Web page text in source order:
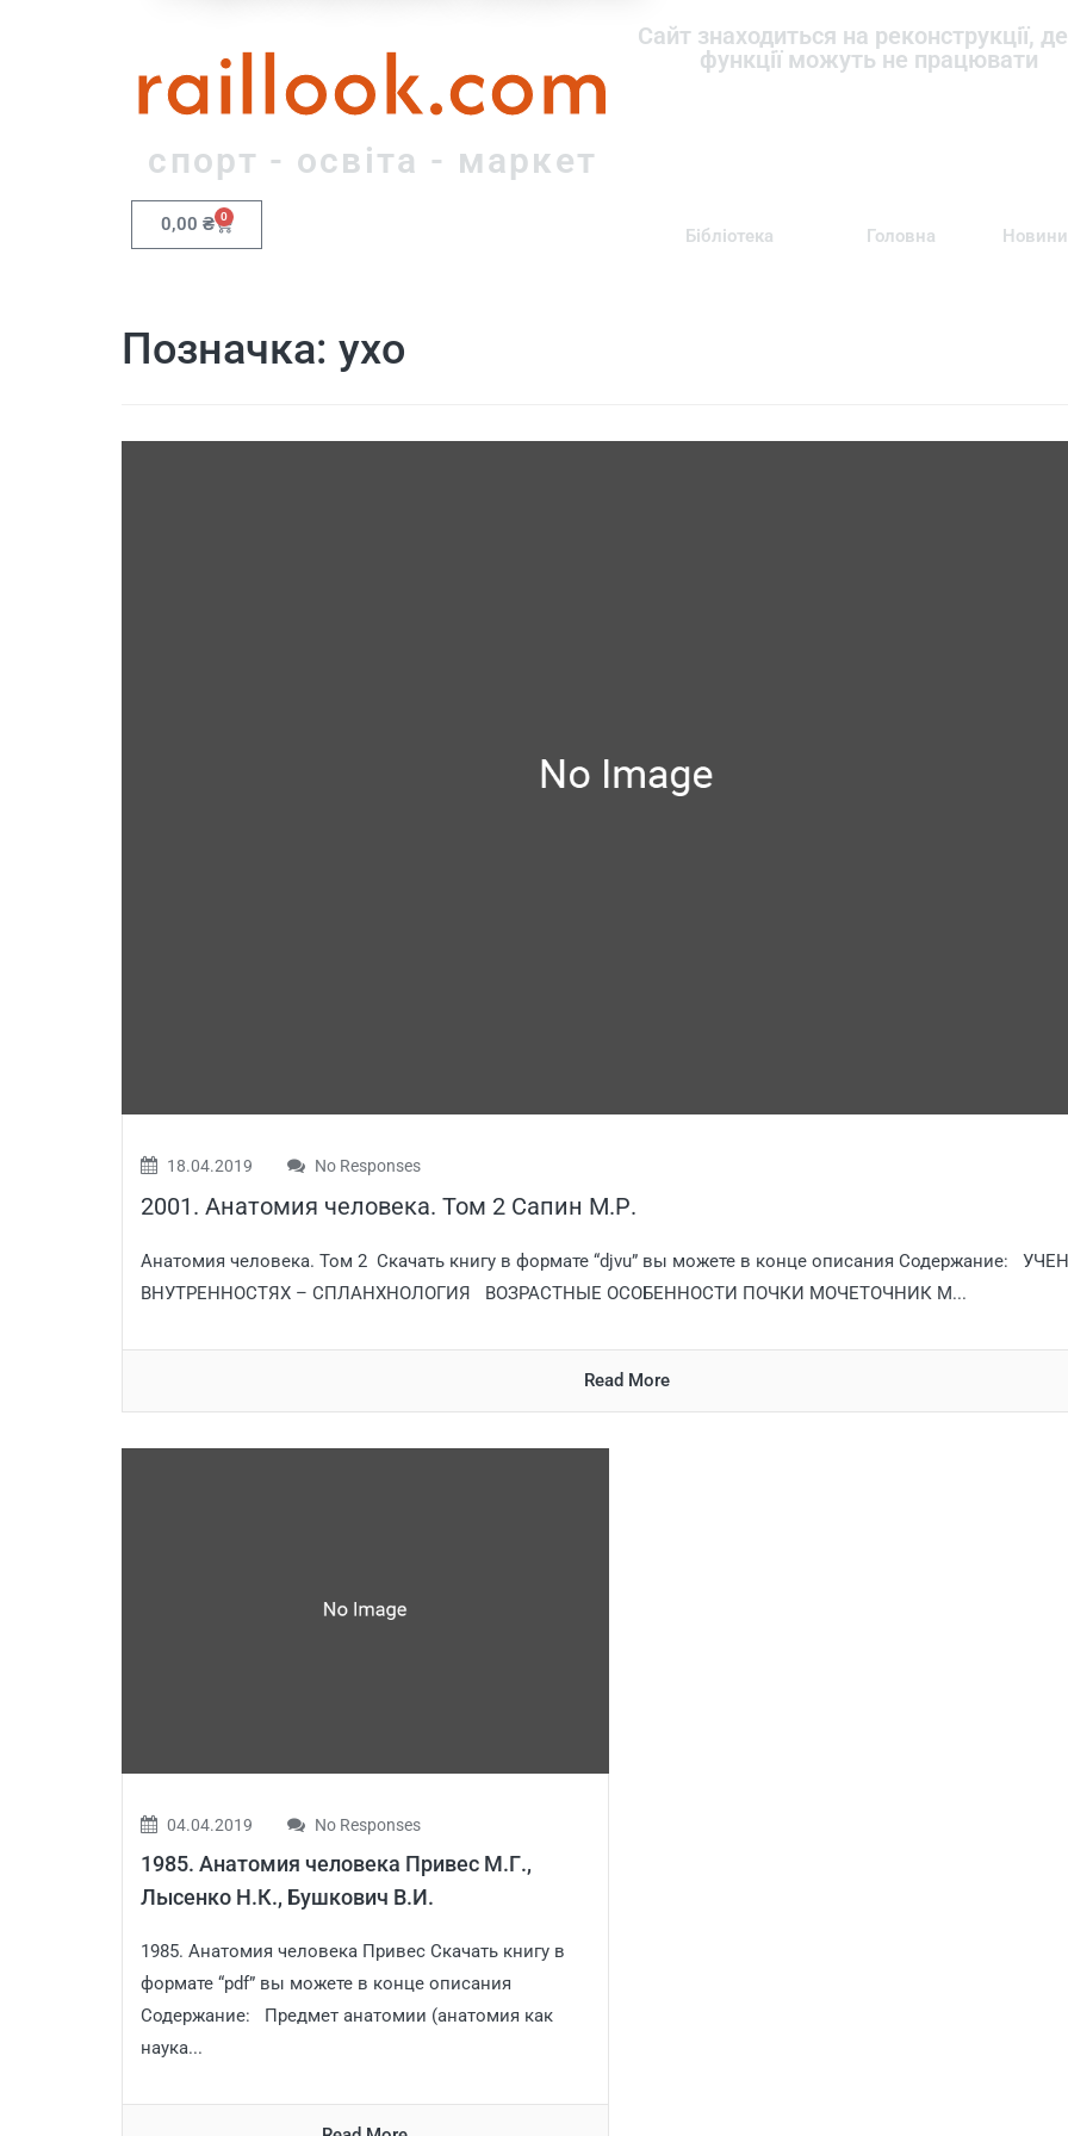
raillook.com
спорт - освіта - маркет
Сайт знаходиться на реконструкції,
функції можуть не працювати
0,00 ₴ 0
Бібліотека Головна Новини
Позначка: ухо
18.04.2019 No Responses
2001. Анатомия человека. Том 2 Сапин М.Р.
Анатомия человека. Том 2 Скачать книгу в формате “djvu” вы можете в конце описания Содержание:
ВНУТРЕННОСТЯХ – СПЛАНХНОЛОГИЯ ВОЗРАСТНЫЕ ОСОБЕННОСТИ ПОЧКИ МОЧЕТОЧНИК М...
Read More
04.04.2019 No Responses
1985. Анатомия человека Привес М.Г.,
Лысенко Н.К., Бушкович В.И.
1985. Анатомия человека Привес Скачать книгу в
формате “pdf” вы можете в конце описания
Содержание: Предмет анатомии (анатомия как
наука...